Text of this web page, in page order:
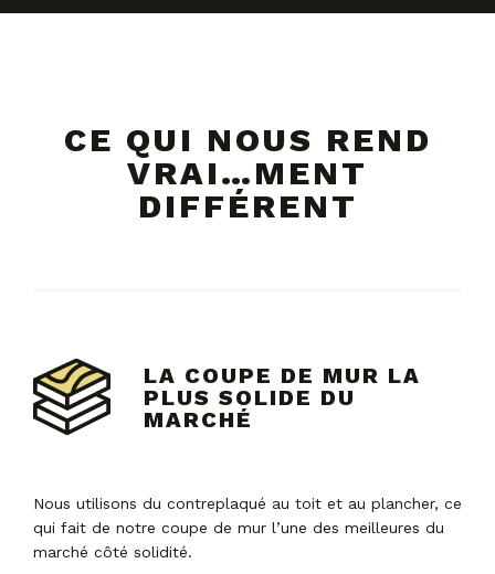
CE QUI NOUS REND
VRAI…MENT
DIFFÉRENT
LA COUPE DE MUR LA
PLUS SOLIDE DU
MARCHÉ
Nous utilisons du contreplaqué au toit et au plancher, ce
qui fait de notre coupe de mur l’une des meilleures du
marché côté solidité.